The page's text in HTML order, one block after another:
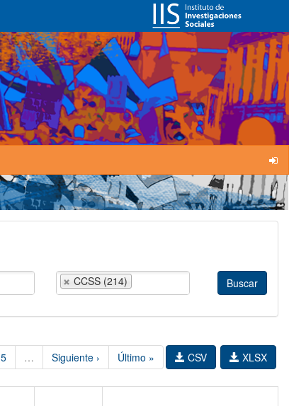
CCSS (214)
5 … Siguiente › Último » XLSX
CSV